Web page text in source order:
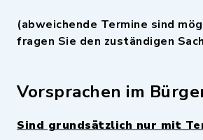
(abweichende Termine sind
fragen Sie den zuständigen
Vorsprachen im
Sind grundsätzlich nur mit